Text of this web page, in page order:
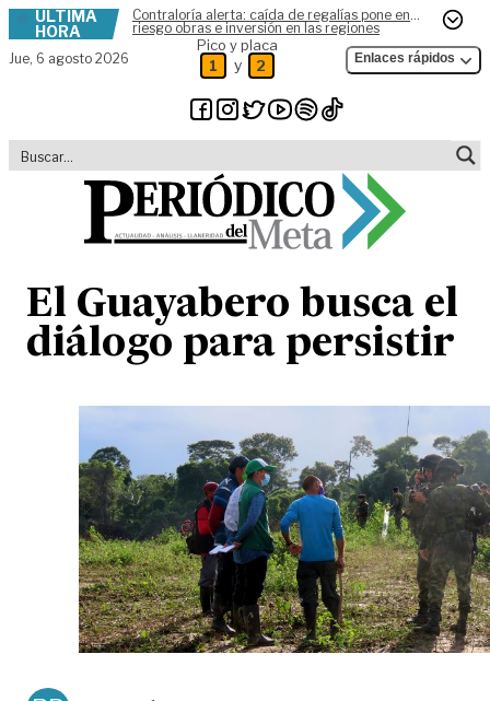
Skip to content
ÚLTIMA
HORA
Contraloría alerta: caída de regalías pone en
riesgo obras e inversión en las regiones
Jue, 6 agosto 2026
Pico y placa
1 y 2 Enlaces rápidos
El Guayabero busca el
diálogo para persistir